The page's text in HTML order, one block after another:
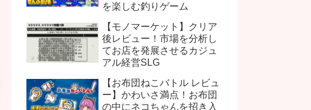
を楽しむ釣りゲーム
【モノマーケット】クリア
後レビュー！市場を分析し
てお店を発展させるカジュ
アル経営SLG
【お布団ねこバトル レビュ
ー】かわいさ満点！お布団
の中にネコちゃんを招き入